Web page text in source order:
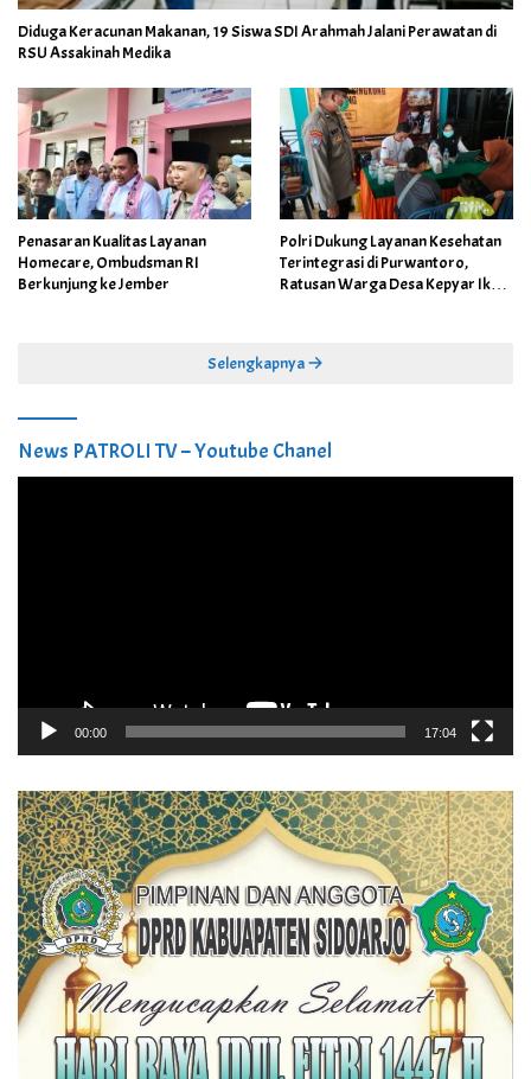
Diduga Keracunan Makanan, 19 Siswa SDI Arahmah Jalani Perawatan di
RSU Assakinah Medika
Penasaran Kualitas Layanan
Homecare, Ombudsman RI
Berkunjung ke Jember
Polri Dukung Layanan Kesehatan
Terintegrasi di Purwantoro,
Ratusan Warga Desa Kepyar Ikuti
Selengkapnya
News PATROLI TV – Youtube Chanel
00:00 17:04